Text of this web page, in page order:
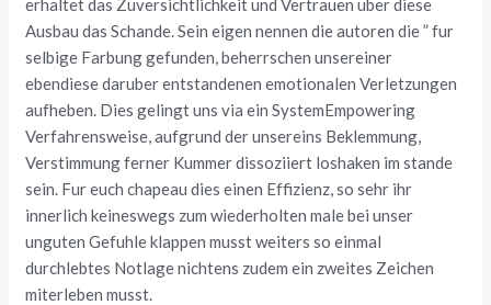
Ausbau das Schande. Sein eigen nennen die autoren die ” fur
selbige Farbung gefunden, beherrschen unsereiner
ebendiese daruber entstandenen emotionalen Verletzungen
aufheben. Dies gelingt uns via ein SystemEmpowering
Verfahrensweise, aufgrund der unsereins Beklemmung,
Verstimmung ferner Kummer dissoziiert loshaken im stande
sein. Fur euch chapeau dies einen Effizienz, so sehr ihr
innerlich keineswegs zum wiederholten male bei unser
unguten Gefuhle klappen musst weiters so einmal
durchlebtes Notlage nichtens zudem ein zweites Zeichen
miterleben musst.